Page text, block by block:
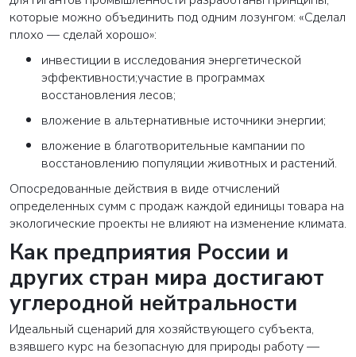
которые можно объединить под одним лозунгом: «Сделал
плохо — сделай хорошо»:
инвестиции в исследования энергетической
эффективности;участие в программах
восстановления лесов;
вложение в альтернативные источники энергии;
вложение в благотворительные кампании по
восстановлению популяции животных и растений.
Опосредованные действия в виде отчислений
определенных сумм с продаж каждой единицы товара на
экологические проекты не влияют на изменение климата.
Как предприятия России и
других стран мира достигают
углеродной нейтральности
Идеальный сценарий для хозяйствующего субъекта,
взявшего курс на безопасную для природы работу —